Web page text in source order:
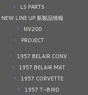
LS PARTS
NEW LINE UP 新製品情報
NV200
PROJECT
1957 BELAIR CONV
1957 BELAIR MAT
1957 CORVETTE
1957 T-BIRD